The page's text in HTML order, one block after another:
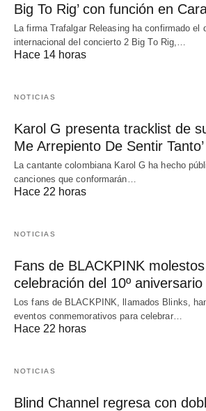
Big To Rig’ con función en
La firma Trafalgar Releasing ha confirmado el
internacional del concierto 2 Big To Rig,…
Hace 14 horas
NOTICIAS
Karol G presenta tracklist de
Me Arrepiento De Sentir Tanto’
La cantante colombiana Karol G ha hecho
canciones que conformarán…
Hace 22 horas
NOTICIAS
Fans de BLACKPINK
celebración del 10º aniversario
Los fans de BLACKPINK, llamados Blinks,
eventos conmemorativos para celebrar…
Hace 22 horas
NOTICIAS
Blind Channel regresa con